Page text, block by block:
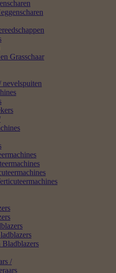
Grasschaar
nevelspuiten
Bladblazers
/